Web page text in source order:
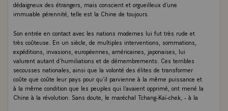
dédaigneux des étrangers, mais conscient et orgueilleux d’une
immuable pérennité, telle est la Chine de toujours.
Son entrée en contact avec les nations modernes lui fut très rude et
très coûteuse. En un siècle, de multiples interventions, sommations,
expéditions, invasions, européennes, américaines, japonaises, lui
valurent autant d’humiliations et de démembrements. Ces terribles
secousses nationales, ainsi que la volonté des élites de transformer
coûte que coûte leur pays pour qu’il parvienne à la même puissance et
à la même condition que les peuples qui l’avaient opprimé, ont mené la
Chine à la révolution. Sans doute, le maréchal Tchang-Kaï-chek, - à la